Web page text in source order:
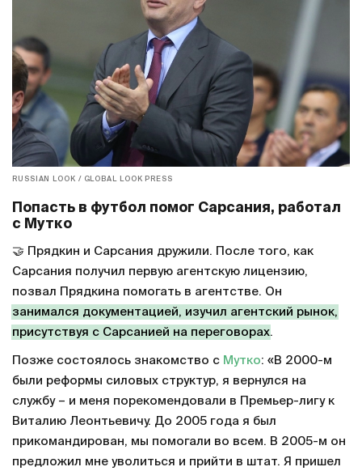
RUSSIAN LOOK / GLOBAL LOOK PRESS
Попасть в футбол помог Сарсания, работал
с Мутко
🤝 Прядкин и Сарсания дружили. После того, как
Сарсания получил первую агентскую лицензию,
позвал Прядкина помогать в агентстве. Он
занимался документацией, изучил агентский рынок,
присутствуя с Сарсанией на переговорах.
Позже состоялось знакомство с Мутко: «В 2000-м
были реформы силовых структур, я вернулся на
службу – и меня порекомендовали в Премьер-лигу к
Виталию Леонтьевичу. До 2005 года я был
прикомандирован, мы помогали во всем. В 2005-м он
предложил мне уволиться и прийти в штат. Я пришел